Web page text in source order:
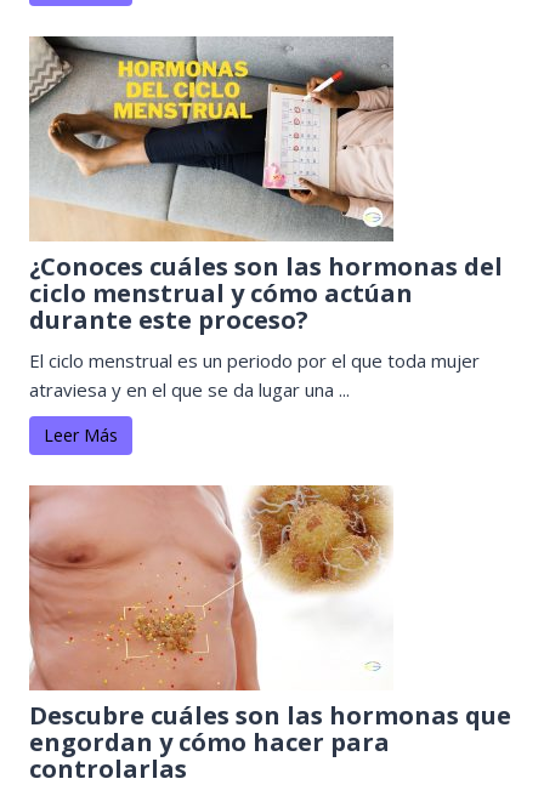
¿Conoces cuáles son las hormonas del
ciclo menstrual y cómo actúan
durante este proceso?
El ciclo menstrual es un periodo por el que toda mujer
atraviesa y en el que se da lugar una ...
Leer Más
Descubre cuáles son las hormonas que
engordan y cómo hacer para
controlarlas